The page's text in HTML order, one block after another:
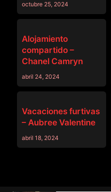
octubre 25, 2024
Alojamiento
compartido –
Chanel Camryn
abril 24, 2024
Vacaciones furtivas
– Aubree Valentine
abril 18, 2024